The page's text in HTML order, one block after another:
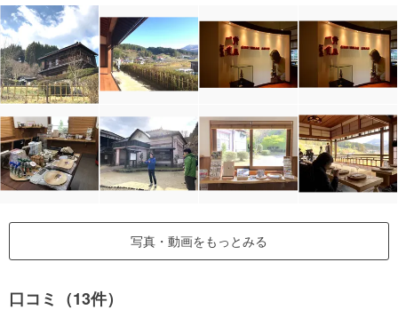
写真・動画をもっとみる
口コミ（13件）